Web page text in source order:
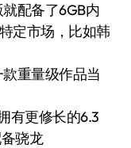
配备了6GB内
定市场，比如韩
重量级作品当
有更修长的6.3
骁龙